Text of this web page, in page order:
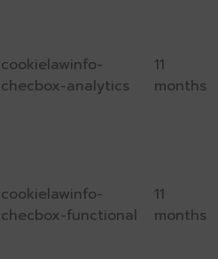
cookielawinfo-
checbox-analytics
11
months
cookielawinfo-
checbox-functional
11
months